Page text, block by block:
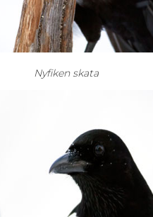
Nyfiken skata